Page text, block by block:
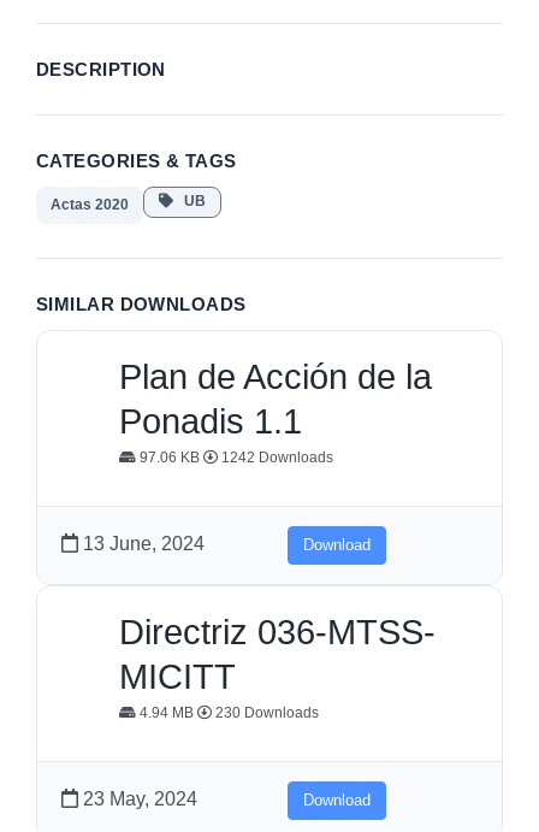
DESCRIPTION
CATEGORIES & TAGS
Actas 2020 UB
SIMILAR DOWNLOADS
Plan de Acción de la
Ponadis 1.1
97.06 KB 1242 Downloads
13 June, 2024 Download
Directriz 036-MTSS-
MICITT
4.94 MB 230 Downloads
23 May, 2024 Download